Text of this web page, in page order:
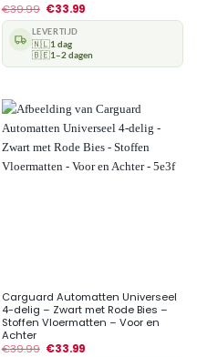
€39.99 €33.99
LEVERTIJD
🇳🇱1 dag
🇧🇪1–2 dagen
Carguard Automatten Universeel
4-delig – Zwart met Rode Bies –
Stoffen Vloermatten – Voor en
Achter
€39.99 €33.99